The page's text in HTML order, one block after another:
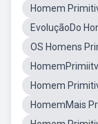
Homem
EvoluçãoDo
OS Homens
Homem
HomemMais